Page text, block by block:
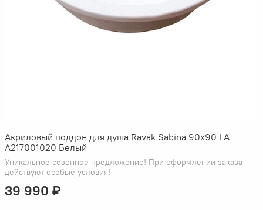
Акриловый поддон для душа Ravak Sabina 90х90 LA
A217001020 Белый
Уникальное сезонное предложение! При оформлении заказа
действуют особые условия!
39 990 ₽